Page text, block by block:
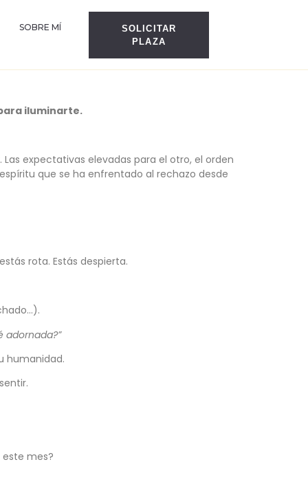
SOBRE MÍ
SOLICITAR
PLAZA
iluminarte.
expectativas elevadas para el otro, el orden
que se ha enfrentado al rechazo desde
rota. Estás despierta.
adornada?”
humanidad.
mes?